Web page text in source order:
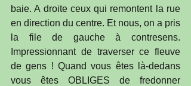
baie. A droite ceux qui remontent la rue
en direction du centre. Et nous, on a pris
la file de gauche à contresens.
Impressionnant de traverser ce fleuve
de gens ! Quand vous êtes là-dedans
vous êtes OBLIGES de fredonner